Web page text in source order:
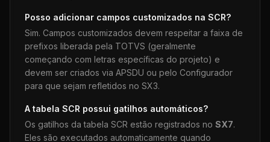
Posso adicionar campos customizados na SCR?
Sim. Campos customizados devem respeitar a faixa de
prefixos liberada pela TOTVS (geralmente
começando com letras específicas do projeto) e
devem ser criados via APSDU ou pelo Configurador
para que sejam refletidos no SX3.
A tabela SCR possui gatilhos automáticos?
Os gatilhos da tabela SCR estão registrados no SX7.
Eles são executados automaticamente quando